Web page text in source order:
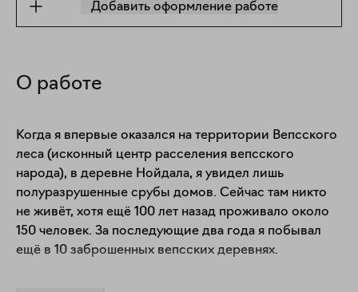
Добавить оформление работе
О работе
Когда я впервые оказался на территории Вепсского
леса (исконный центр расселения вепсского
народа), в деревне Нойдала, я увидел лишь
полуразрушенные срубы домов. Сейчас там никто
не живёт, хотя ещё 100 лет назад проживало около
150 человек. За последующие два года я побывал
ещё в 10 заброшенных вепсских деревнях.